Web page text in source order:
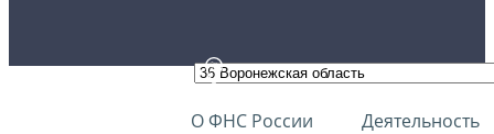
О ФНС России Деятельность